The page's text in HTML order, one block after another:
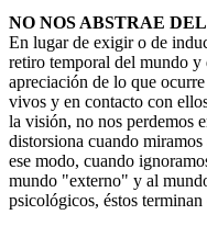
NO NOS ABSTRAE
En lugar de exigir o de
retiro temporal del mundo y
apreciación de lo que
vivos y en contacto con
la visión, no nos perdemos
distorsiona cuando
ese modo, cuando
mundo "externo" y al
psicológicos, éstos terminan